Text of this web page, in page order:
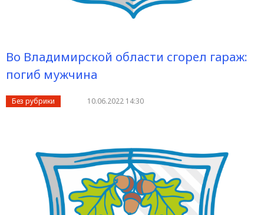
Во Владимирской области сгорел гараж:
погиб мужчина
Без рубрики 10.06.2022 14:30